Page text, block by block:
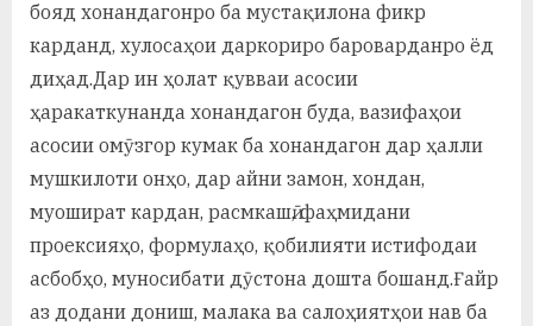
бояд хонандагонро ба мустақилона фикр
карданд, хулосаҳои даркориро бароварданро ёд
диҳад.Дар ин ҳолат қувваи асосии
ҳаракаткунанда хонандагон буда, вазифаҳои
асосии омӯзгор кумак ба хонандагон дар ҳалли
мушкилоти онҳо, дар айни замон, хондан,
муошират кардан, расмкашӣ, фаҳмидани
проексияҳо, формулаҳо, қобилияти истифодаи
асбобҳо, муносибати дӯстона дошта бошанд.Ғайр
аз додани дониш, малака ва салоҳиятҳои нав ба